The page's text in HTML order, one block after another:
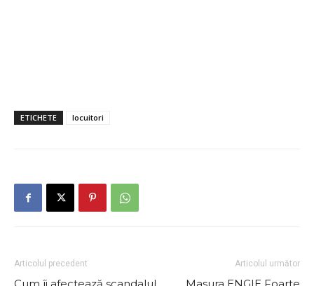
ETICHETE locuitori
Articolul precedent Articolul următor